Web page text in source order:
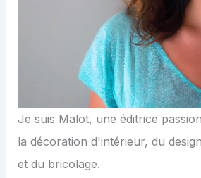
Je suis Malot, une éditrice
la décoration d'intérieur, du
et du bricolage.